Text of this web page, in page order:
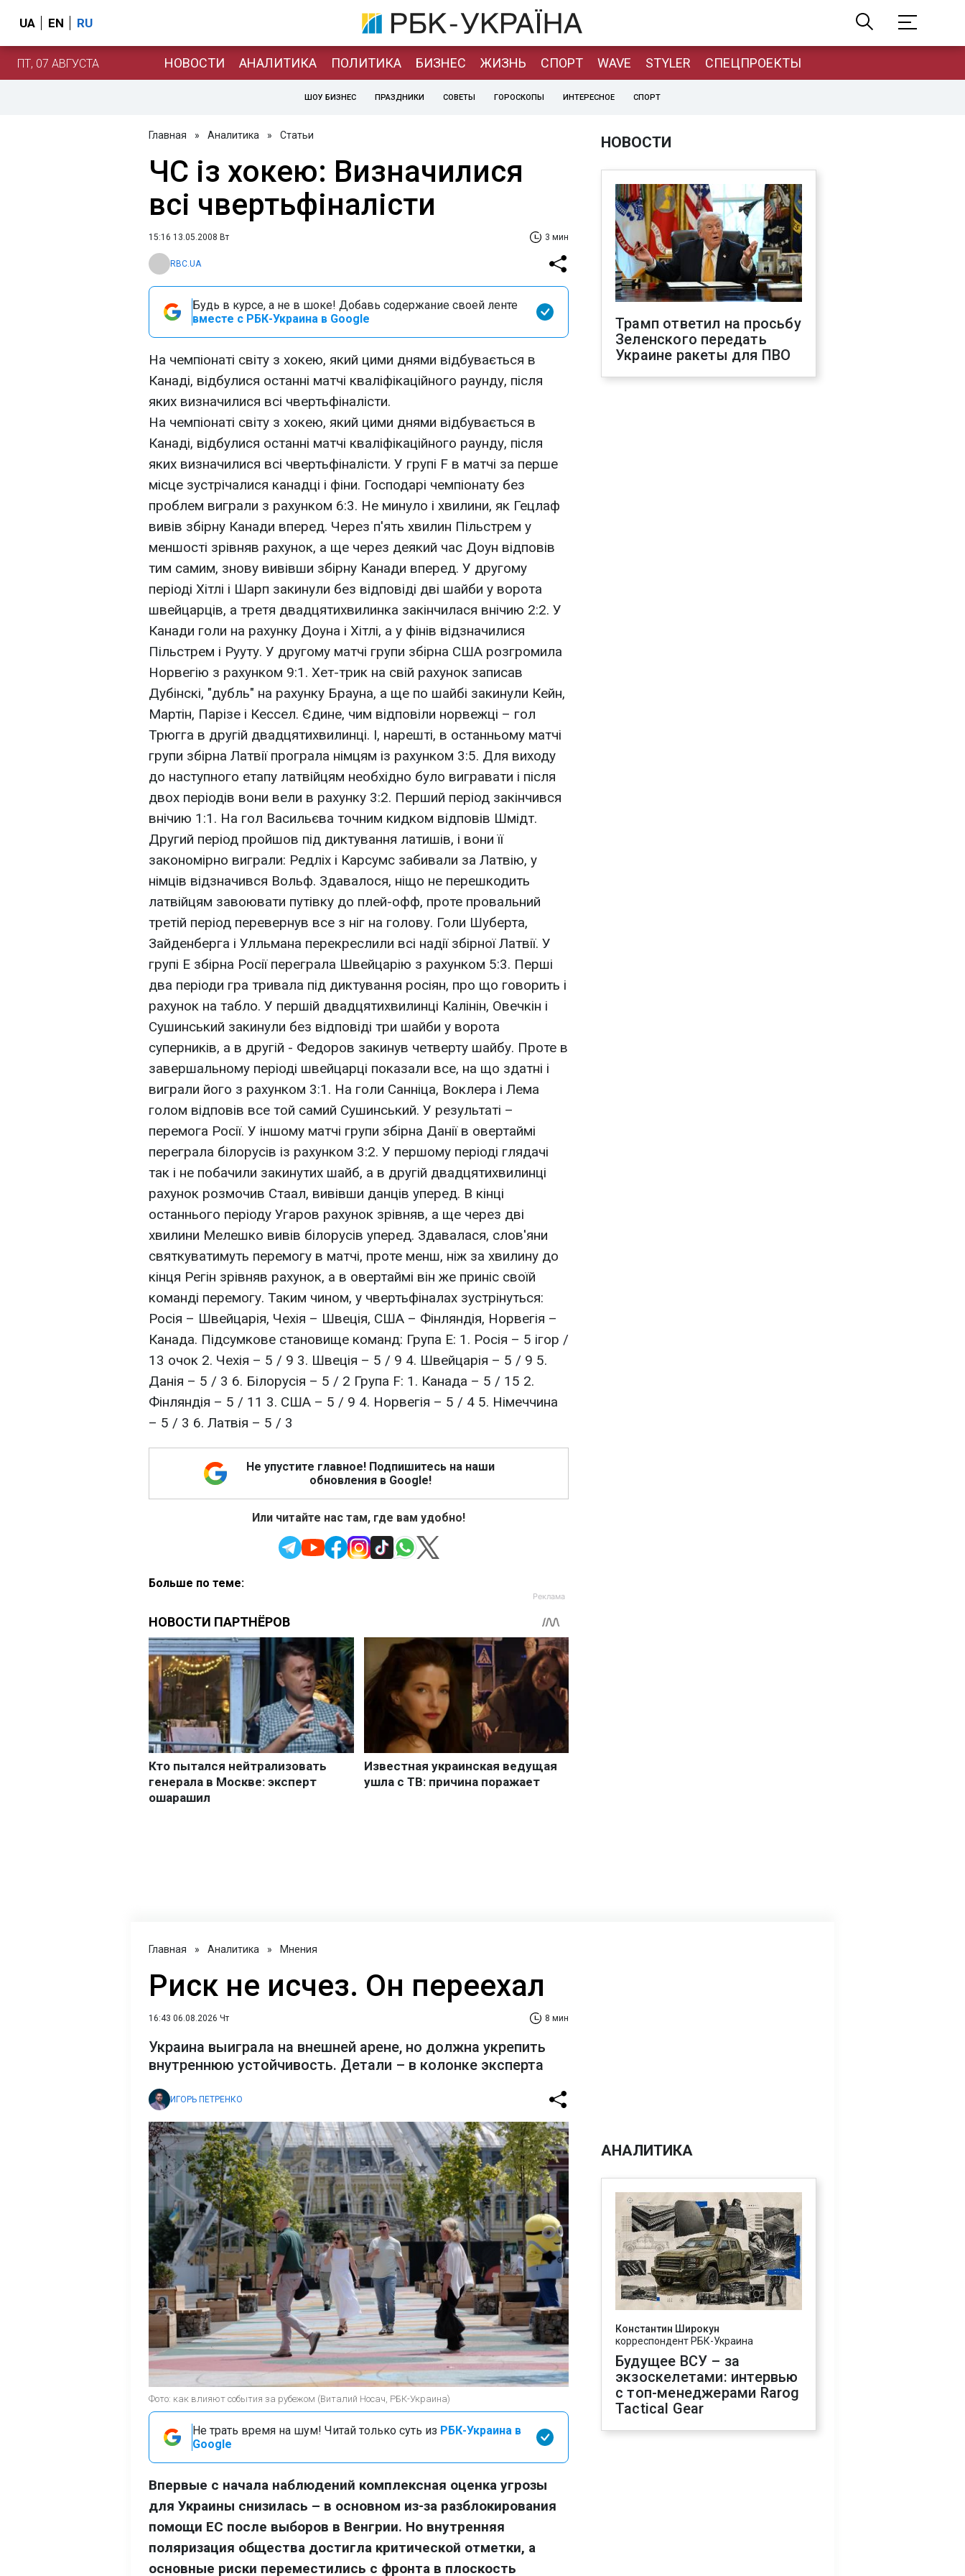
UA EN RU
ПТ, 07 АВГУСТА НОВОСТИ АНАЛИТИКА ПОЛИТИКА БИЗНЕС ЖИЗНЬ СПОРТ WAVE STYLER СПЕЦПРОЕКТЫ
ШОУ БИЗНЕС ПРАЗДНИКИ СОВЕТЫ ГОРОСКОПЫ ИНТЕРЕСНОЕ СПОРТ
Главная » Аналитика » Статьи
ЧС із хокею: Визначилися
всі чвертьфіналісти
15:16 13.05.2008 Вт 3 мин
RBC.UA
Будь в курсе, а не в шоке! Добавь содержание своей ленте
вместе с РБК-Украина в Google
На чемпіонаті світу з хокею, який цими днями відбувається в
Канаді, відбулися останні матчі кваліфікаційного раунду, після
яких визначилися всі чвертьфіналісти.
На чемпіонаті світу з хокею, який цими днями відбувається в
Канаді, відбулися останні матчі кваліфікаційного раунду, після
яких визначилися всі чвертьфіналісти. У групі F в матчі за перше
місце зустрічалися канадці і фіни. Господарі чемпіонату без
проблем виграли з рахунком 6:3. Не минуло і хвилини, як Гецлаф
вивів збірну Канади вперед. Через п'ять хвилин Пільстрем у
меншості зрівняв рахунок, а ще через деякий час Доун відповів
тим самим, знову вивівши збірну Канади вперед. У другому
періоді Хітлі і Шарп закинули без відповіді дві шайби у ворота
швейцарців, а третя двадцятихвилинка закінчилася внічию 2:2. У
Канади голи на рахунку Доуна і Хітлі, а у фінів відзначилися
Пільстрем і Рууту. У другому матчі групи збірна США розгромила
Норвегію з рахунком 9:1. Хет-трик на свій рахунок записав
Дубінскі, "дубль" на рахунку Брауна, а ще по шайбі закинули Кейн,
Мартін, Парізе і Кессел. Єдине, чим відповіли норвежці – гол
Трюгга в другій двадцятихвилинці. І, нарешті, в останньому матчі
групи збірна Латвії програла німцям із рахунком 3:5. Для виходу
до наступного етапу латвійцям необхідно було вигравати і після
двох періодів вони вели в рахунку 3:2. Перший період закінчився
внічию 1:1. На гол Васильєва точним кидком відповів Шмідт.
Другий період пройшов під диктування латишів, і вони її
закономірно виграли: Редліх і Карсумс забивали за Латвію, у
німців відзначився Вольф. Здавалося, ніщо не перешкодить
латвійцям завоювати путівку до плей-офф, проте провальний
третій період перевернув все з ніг на голову. Голи Шуберта,
Зайденберга і Улльмана перекреслили всі надії збірної Латвії. У
групі Е збірна Росії переграла Швейцарію з рахунком 5:3. Перші
два періоди гра тривала під диктування росіян, про що говорить і
рахунок на табло. У першій двадцятихвилинці Калінін, Овечкін і
Сушинський закинули без відповіді три шайби у ворота
суперників, а в другій - Федоров закинув четверту шайбу. Проте в
завершальному періоді швейцарці показали все, на що здатні і
виграли його з рахунком 3:1. На голи Санніца, Воклера і Лема
голом відповів все той самий Сушинський. У результаті –
перемога Росії. У іншому матчі групи збірна Данії в овертаймі
переграла білорусів із рахунком 3:2. У першому періоді глядачі
так і не побачили закинутих шайб, а в другій двадцятихвилинці
рахунок розмочив Стаал, вивівши данців уперед. В кінці
останнього періоду Угаров рахунок зрівняв, а ще через дві
хвилини Мелешко вивів білорусів уперед. Здавалася, слов'яни
святкуватимуть перемогу в матчі, проте менш, ніж за хвилину до
кінця Регін зрівняв рахунок, а в овертаймі він же приніс своїй
команді перемогу. Таким чином, у чвертьфіналах зустрінуться:
Росія – Швейцарія, Чехія – Швеція, США – Фінляндія, Норвегія –
Канада. Підсумкове становище команд: Група Е: 1. Росія – 5 ігор /
13 очок 2. Чехія – 5 / 9 3. Швеція – 5 / 9 4. Швейцарія – 5 / 9 5.
Данія – 5 / 3 6. Білорусія – 5 / 2 Група F: 1. Канада – 5 / 15 2.
Фінляндія – 5 / 11 3. США – 5 / 9 4. Норвегія – 5 / 4 5. Німеччина
– 5 / 3 6. Латвія – 5 / 3
Не упустите главное! Подпишитесь на наши
обновления в Google!
Или читайте нас там, где вам удобно!
Больше по теме:
НОВОСТИ
Трамп ответил на просьбу
Зеленского передать
Украине ракеты для ПВО
Главная » Аналитика » Мнения
Риск не исчез. Он переехал
16:43 06.08.2026 Чт 8 мин
Украина выиграла на внешней арене, но должна укрепить
внутреннюю устойчивость. Детали – в колонке эксперта
ИГОРЬ ПЕТРЕНКО
Фото: как влияют события за рубежом (Виталий Носач, РБК-Украина)
Не трать время на шум! Читай только суть из РБК-Украина в
Google
Впервые с начала наблюдений комплексная оценка угрозы
для Украины снизилась – в основном из-за разблокирования
помощи ЕС после выборов в Венгрии. Но внутренняя
поляризация общества достигла критической отметки, а
основные риски переместились с фронта в плоскость
АНАЛИТИКА
Константин Широкун
корреспондент РБК-Украина
Будущее ВСУ – за
экзоскелетами: интервью
с топ-менеджерами Rarog
Tactical Gear